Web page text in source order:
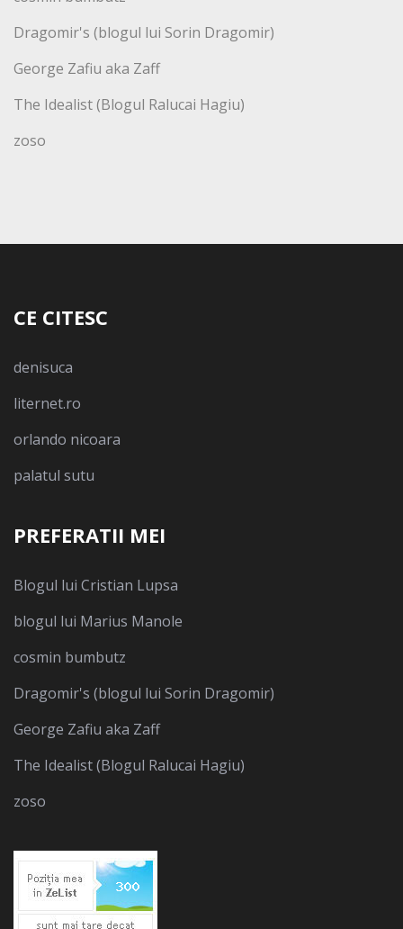
Dragomir's (blogul lui Sorin Dragomir)
George Zafiu aka Zaff
The Idealist (Blogul Ralucai Hagiu)
zoso
CE CITESC
denisuca
liternet.ro
orlando nicoara
palatul sutu
PREFERATII MEI
Blogul lui Cristian Lupsa
blogul lui Marius Manole
cosmin bumbutz
Dragomir's (blogul lui Sorin Dragomir)
George Zafiu aka Zaff
The Idealist (Blogul Ralucai Hagiu)
zoso